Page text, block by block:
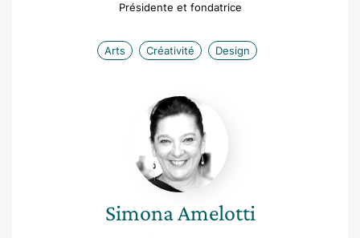
Présidente et fondatrice
Arts Créativité Design
Simona
Amelotti
SimonaAmelotti